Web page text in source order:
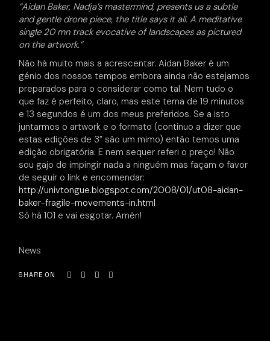
“Aidan Baker, Nadja’s mastermind, presents us a subtle
and gentle drone piece, the title says it all. A meditative
single 20 mn track evocative of landscapes as pictured
on the artwork.”
Não há muito mais a acrescentar. Aidan Baker é um
génio dos nossos tempos embora ainda não estejamos
preparados para o considerar como tal. Nem tudo o
que faz é perfeito, claro, mas este tema de 19 minutos
e 13 segundos é um dos meus preferidos. Se a isto
juntarmos o artwork e o formato (continuo a dizer que
estas edições de 3” são um mimo) então temos uma
edição obrigatória. E nem sequer referi o preço! Não
sou gajo de impingir nada a ninguém mas façam o favor
de seguir o link e encomendar:
http://univtongue.blogspot.com/2008/01/ut08-aidan-
baker-fragile-movements-in.html
Só há 101 e vai esgotar. Amén!
News
SHARE ON